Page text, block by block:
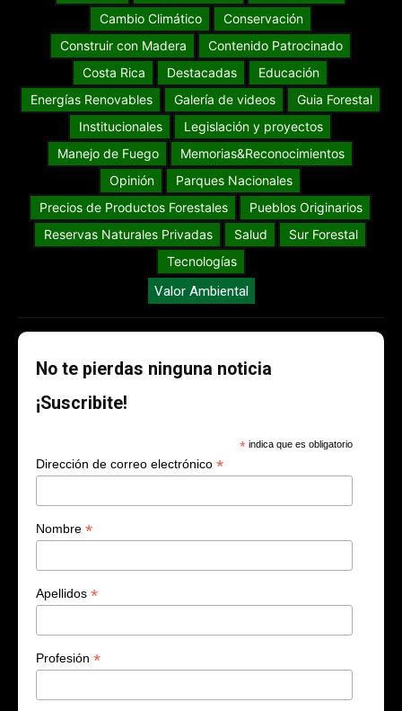
Cambio Climático
Conservación
Construir con Madera
Contenido Patrocinado
Costa Rica
Destacadas
Educación
Energías Renovables
Galería de videos
Guia Forestal
Institucionales
Legislación y proyectos
Manejo de Fuego
Memorias&Reconocimientos
Opinión
Parques Nacionales
Precios de Productos Forestales
Pueblos Originarios
Reservas Naturales Privadas
Salud
Sur Forestal
Tecnologías
Valor Ambiental
No te pierdas ninguna noticia
¡Suscribite!
* indica que es obligatorio
Dirección de correo electrónico *
Nombre *
Apellidos *
Profesión *